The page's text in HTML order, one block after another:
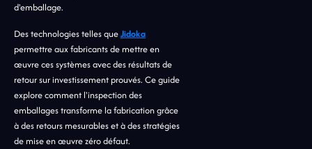
d'emballage.
Des technologies telles queJidoka
permettre aux fabricants de mettre en
œuvre ces systèmes avec des résultats de
retour sur investissement prouvés. Ce guide
explore comment l'inspection des
emballages transforme la fabrication grâce
à des retours mesurables et à des stratégies
de mise en œuvre zéro défaut.